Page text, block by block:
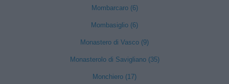
Mombarcaro (6)
Mombasiglio (6)
Monastero di Vasco (9)
Monasterolo di Savigliano (35)
Monchiero (17)